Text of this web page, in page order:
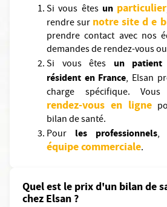
Si vous êtes un particulier
rendre sur notre site d e
prendre contact avec nos
demandes de rendez-vous
Si vous êtes
un patient
résident en France, Elsan
charge spécifique.
rendez-vous en ligne
bilan de santé.
Pour
les professionnels,
équipe commerciale.
Quel est le prix d'un bilan de
chez Elsan ?